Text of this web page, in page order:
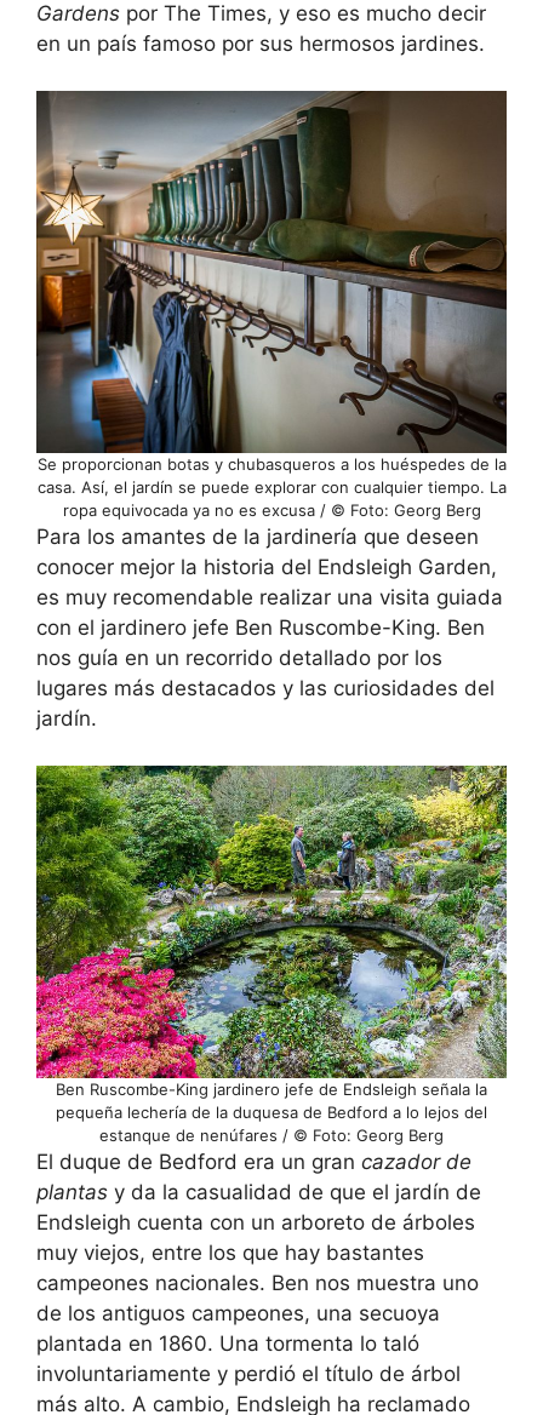
Gardens por The Times, y eso es mucho decir
en un país famoso por sus hermosos jardines.
Se proporcionan botas y chubasqueros a los huéspedes de la
casa. Así, el jardín se puede explorar con cualquier tiempo. La
ropa equivocada ya no es excusa / © Foto: Georg Berg
Para los amantes de la jardinería que deseen
conocer mejor la historia del Endsleigh Garden,
es muy recomendable realizar una visita guiada
con el jardinero jefe Ben Ruscombe-King. Ben
nos guía en un recorrido detallado por los
lugares más destacados y las curiosidades del
jardín.
Ben Ruscombe-King jardinero jefe de Endsleigh señala la
pequeña lechería de la duquesa de Bedford a lo lejos del
estanque de nenúfares / © Foto: Georg Berg
El duque de Bedford era un gran cazador de
plantas y da la casualidad de que el jardín de
Endsleigh cuenta con un arboreto de árboles
muy viejos, entre los que hay bastantes
campeones nacionales. Ben nos muestra uno
de los antiguos campeones, una secuoya
plantada en 1860. Una tormenta lo taló
involuntariamente y perdió el título de árbol
más alto. A cambio, Endsleigh ha reclamado